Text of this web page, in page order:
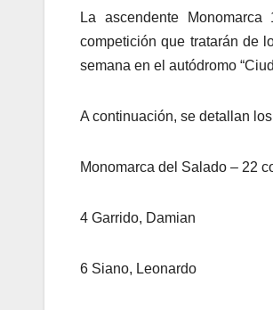
La ascendente
competición que tratarán de
semana en el autódromo
A continuación, se detallan
Monomarca del Salado – 22
4 Garrido, Damian
6 Siano, Leonardo